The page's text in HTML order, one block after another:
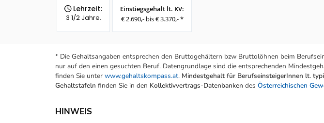
Lehrzeit:
3 1/2 Jahre.
Einstiegsgehalt lt. KV:
€ 2.690,- bis € 3.370,- *
* Die Gehaltsangaben entsprechen den Bruttogehältern bzw Bruttolöhnen beim
nur auf den einen gesuchten Beruf. Datengrundlage sind die entsprechenden
finden Sie unter www.gehaltskompass.at. Mindestgehalt für BerufseinsteigerInnen lt.
Gehaltstafeln finden Sie in den Kollektivvertrags-Datenbanken des Österreichischen
HINWEIS